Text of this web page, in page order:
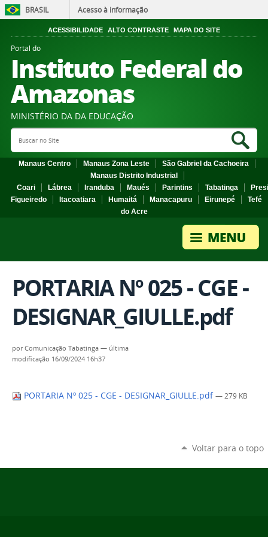
BRASIL Acesso à informação
ACESSIBILIDADE ALTO CONTRASTE MAPA DO SITE
Portal do
Instituto Federal do
Amazonas
MINISTÉRIO DA DA EDUCAÇÃO
Search Site
Manaus Centro Manaus Zona Leste
São Gabriel da Cachoeira
Manaus Distrito Industrial
Coari
Lábrea Iranduba Maués Parintins Tabatinga
Figueiredo
Itacoatiara Humaitá Manacapuru Eirunepé
Tefé
do Acre
PORTARIA Nº 025 - CGE -
DESIGNAR_GIULLE.pdf
porComunicação Tabatinga — última
modificação 16/09/2024 16h37
PORTARIA Nº 025 - CGE - DESIGNAR_GIULLE.pdf — 279 KB
Voltar para o topo